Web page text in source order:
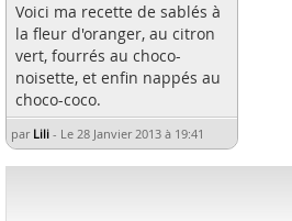
Voici ma recette de sablés à
la fleur d'oranger, au citron
vert, fourrés au choco-
noisette, et enfin nappés au
choco-coco.
par Lili - Le 28 Janvier 2013 à 19:41